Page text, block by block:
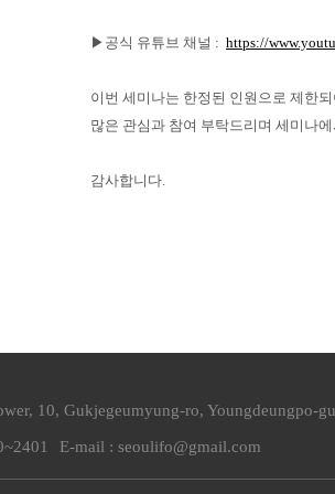
▶공식 유튜브 채널 : https://
이번 세미나는 한정된 인원으로 제한
많은 관심과 참여 부탁드리며 세미나
감사합니다.
10, Gukjegeumyung-ro, Youngdeungpo-
E-mail : seoulifo@gmail.com